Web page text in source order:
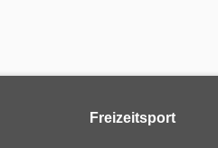
Freizeitsport